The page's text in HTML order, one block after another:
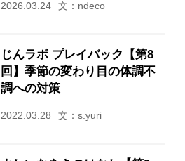
2026.03.24 文：ndeco
じんラボ プレイバック【第8
回】季節の変わり目の体調不
調への対策
2022.03.28 文：s.yuri